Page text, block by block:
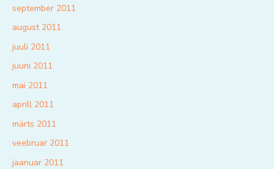
september 2011
august 2011
juuli 2011
juuni 2011
mai 2011
aprill 2011
märts 2011
veebruar 2011
jaanuar 2011